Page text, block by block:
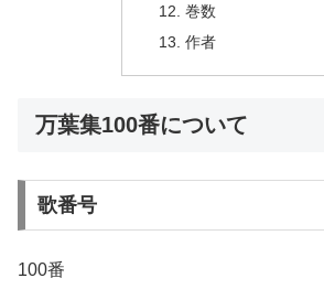
巻数
作者
万葉集100番について
歌番号
100番